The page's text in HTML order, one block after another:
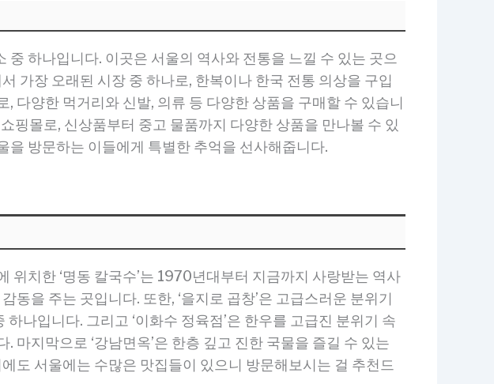
하나입니다. 이곳은 서울의 역사와 전통을 느낄 수 있는 곳으
가장 오래된 시장 중 하나로, 한복이나 한국 전통 의상을 구입
다양한 먹거리와 신발, 의류 등 다양한 상품을 구매할 수 있습니
몰로, 신상품부터 중고 물품까지 다양한 상품을 만나볼 수 있
을 방문하는 이들에게 특별한 추억을 선사해줍니다.
치한 ‘명동 칼국수’는 1970년대부터 지금까지 사랑받는 역사
을 주는 곳입니다. 또한, ‘을지로 곱창’은 고급스러운 분위기
나입니다. 그리고 ‘이화수 정육점’은 한우를 고급진 분위기 속
마지막으로 ‘강남면옥’은 한층 깊고 진한 국물을 즐길 수 있는
도 서울에는 수많은 맛집들이 있으니 방문해보시는 걸 추천드